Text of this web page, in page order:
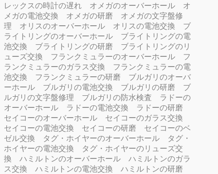
レックスの時計の遅れ
オメガのオーバーホール
オ
メガの電池交換
オメガの研磨
オメガの文字盤修
理
オリスのオーバーホール オリスの電池交換
ブ
ライトリングのオーバーホール
ブライトリングの電
池交換
ブライトリングの研磨
ブライトリングのリ
ューズ交換
フランクミュラーのオーバーホール
フ
ランクミュラーのガラス交換
フランクミュラーの電
池交換
フランクミュラーの研磨
ブルガリのオーバ
ーホール
ブルガリの電池交換 ブルガリの研磨
ブ
ルガリの文字盤修理
ブルガリの防水検査
ラドーの
オーバーホール
ラドーの電池交換
ラドーの研磨
セイコーのオーバーホール
セイコーのガラス交換
セイコーの電池交換
セイコーの研磨
セイコーのベ
ゼル交換
タグ・ホイヤーのオーバーホール
タグ・
ホイヤーの電池交換
タグ・ホイヤーのリューズ交
換
ハミルトンのオーバーホール
ハミルトンのガラ
ス交換
ハミルトンの電池交換
ハミルトンの研磨